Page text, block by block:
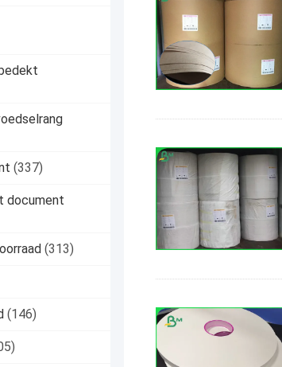
(337)
document
(313)
(146)